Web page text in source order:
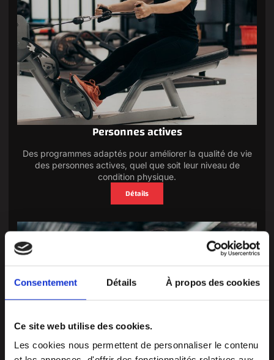
Consentement Détails À propos des cookies
Ce site web utilise des cookies.
Les cookies nous permettent de personnaliser le contenu
Personnes actives
Des programmes adaptés pour améliorer la qualité de vie
des personnes actives, quel que soit leur niveau de
condition physique.
Détails